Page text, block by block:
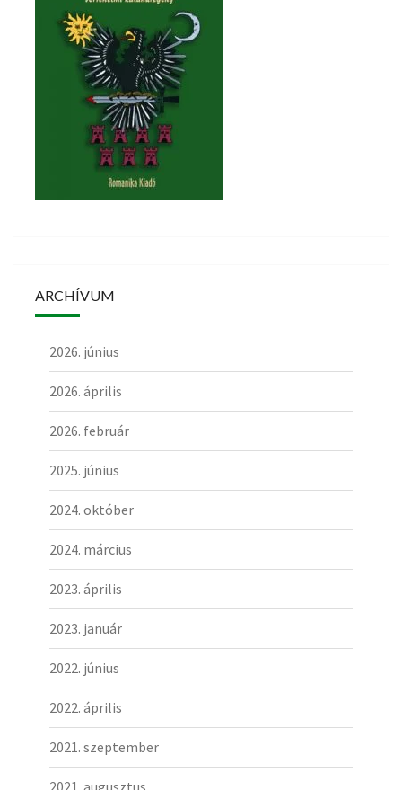
ARCHÍVUM
2026. június
2026. április
2026. február
2025. június
2024. október
2024. március
2023. április
2023. január
2022. június
2022. április
2021. szeptember